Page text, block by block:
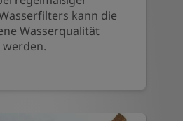
kann die
Wasserqualität